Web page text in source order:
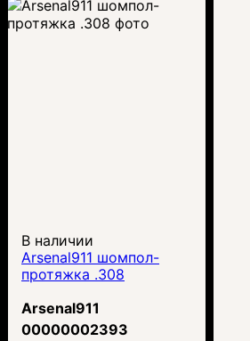
В наличии
Arsenal911 шомпол-
протяжка .308
Arsenal911
00000002393